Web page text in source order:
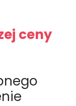
ceny